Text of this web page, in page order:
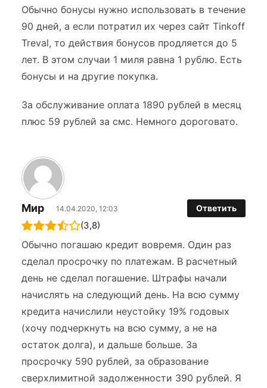
Обычно бонусы нужно использовать в течение
90 дней, а если потратил их через сайт Tinkoff
Treval, то действия бонусов продляется до 5
лет. В этом случаи 1 миля равна 1 рублю. Есть
бонусы и на другие покупка.
За обслуживание оплата 1890 рублей в месяц
плюс 59 рублей за смс. Немного дороговато.
Мир 14.04.2020, 12:03 Ответить
(3,8)
Обычно погашаю кредит вовремя. Один раз
сделал просрочку по платежам. В расчетный
день не сделал погашение. Штрафы начали
начислять на следующий день. На всю сумму
кредита начислили неустойку 19% годовых
(хочу подчеркнуть на всю сумму, а не на
остаток долга), и дальше больше. За
просрочку 590 рублей, за образование
сверхлимитной задолженности 390 рублей. Я